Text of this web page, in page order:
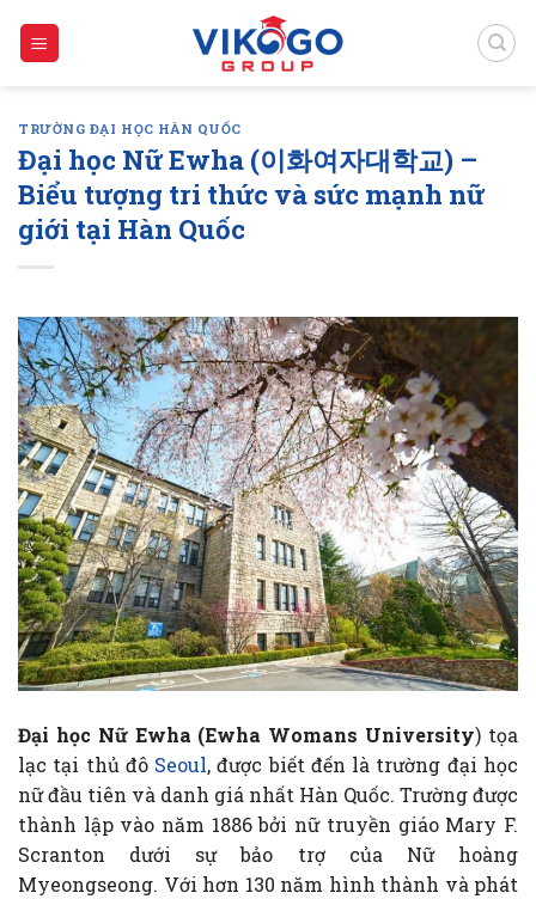
TRƯỜNG ĐẠI HỌC HÀN QUỐC
Đại học Nữ Ewha (이화여자대학교) –
Biểu tượng tri thức và sức mạnh nữ
giới tại Hàn Quốc
Đại học Nữ Ewha (Ewha Womans University) tọa
lạc tại thủ đô Seoul, được biết đến là trường đại học
nữ đầu tiên và danh giá nhất Hàn Quốc. Trường được
thành lập vào năm 1886 bởi nữ truyền giáo Mary F.
Scranton dưới sự bảo trợ của Nữ hoàng
Myeongseong. Với hơn 130 năm hình thành và phát